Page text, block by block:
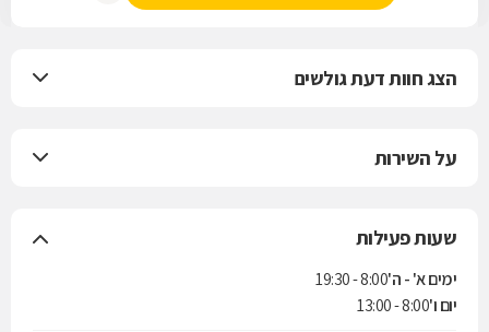
הצג חוות דעת גולשים
על השירות
שעות פעילות
ימים א' - ה'8:00 - 19:30
יום ו'8:00 - 13:00